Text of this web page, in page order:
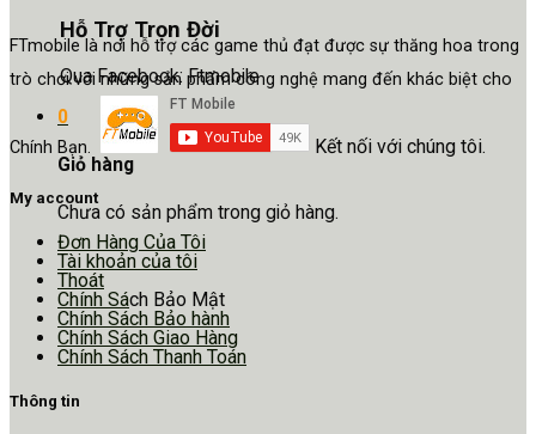
Hỗ Trợ Trọn Đời
Qua Facebook: Ftmobile
0
Giỏ hàng
Chưa có sản phẩm trong giỏ hàng.
FTmobile là nơi hỗ trợ các game thủ đạt được sự thăng hoa trong
trò chơi với những sản phẩm công nghệ mang đến khác biệt cho
Chính Bạn. Kết nối với chúng tôi.
My account
Đơn Hàng Của Tôi
Tài khoản của tôi
Thoát
Chính Sách Bảo Mật
Chính Sách Bảo hành
Chính Sách Giao Hàng
Chính Sách Thanh Toán
Thông tin